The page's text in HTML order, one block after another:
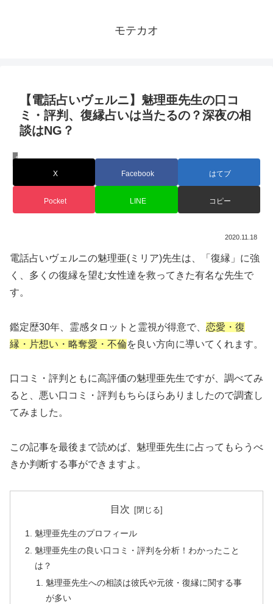
モテカオ
【電話占いヴェルニ】魅理亜先生の口コ
ミ・評判、復縁占いは当たるの？深夜の相
談はNG？
電話占い ヴェルニ
X Facebook はてブ
Pocket LINE コピー
2020.11.18
電話占いヴェルニの魅理亜(ミリア)先生は、「復縁」に強
く、多くの復縁を望む女性達を救ってきた有名な先生で
す。
鑑定歴30年、霊感タロットと霊視が得意で、 恋愛・復
縁・片想い・略奪愛・不倫を良い方向に導いてくれます。
口コミ・評判ともに高評価の魅理亜先生ですが、調べてみ
ると、悪い口コミ・評判もちらほらありましたので調査し
てみました。
この記事を最後まで読めば、魅理亜先生に占ってもらうべ
きか判断する事ができますよ。
目次
魅理亜先生のプロフィール
魅理亜先生の良い口コミ・評判を分析！わかったこと
は？
魅理亜先生への相談は彼氏や元彼・復縁に関する事
が多い